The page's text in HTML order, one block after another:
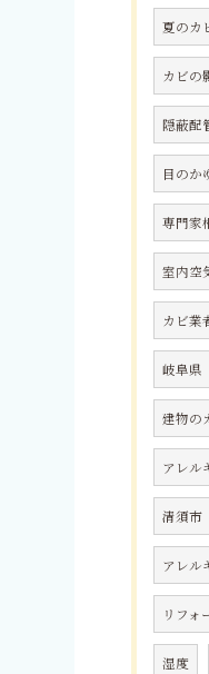
夏のカ
カビの
隠蔽配
目のか
専門家
室内空
カビ業
岐阜県
建物の
アレル
清須市
アレル
リフォ
湿度